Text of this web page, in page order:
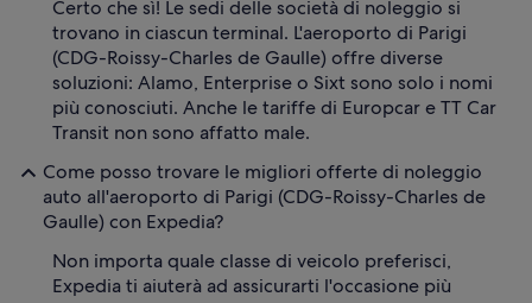
Certo che sì! Le sedi delle società di noleggio si
trovano in ciascun terminal. L'aeroporto di Parigi
(CDG-Roissy-Charles de Gaulle) offre diverse
soluzioni: Alamo, Enterprise o Sixt sono solo i nomi
più conosciuti. Anche le tariffe di Europcar e TT Car
Transit non sono affatto male.
Come posso trovare le migliori offerte di noleggio
auto all'aeroporto di Parigi (CDG-Roissy-Charles de
Gaulle) con Expedia?
Non importa quale classe di veicolo preferisci,
Expedia ti aiuterà ad assicurarti l'occasione più